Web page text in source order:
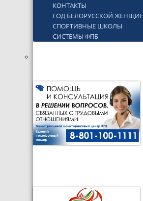
КОНТАКТЫ
ГОД БЕЛОРУССКОЙ
СПОРТИВНЫЕ ШКОЛЫ
СИСТЕМЫ ФПБ